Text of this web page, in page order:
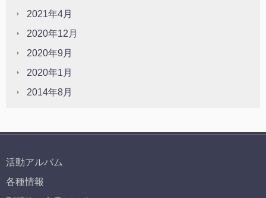
2021年4月
2020年12月
2020年9月
2020年1月
2014年8月
活動アルバム
各種情報